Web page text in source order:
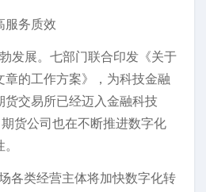
服务质效
发展。七部门联合印发《关于
的工作方案》，为科技金融
货交易所已经迈入金融科技
货公司也在不断推进数字化
各类经营主体将加快数字化转